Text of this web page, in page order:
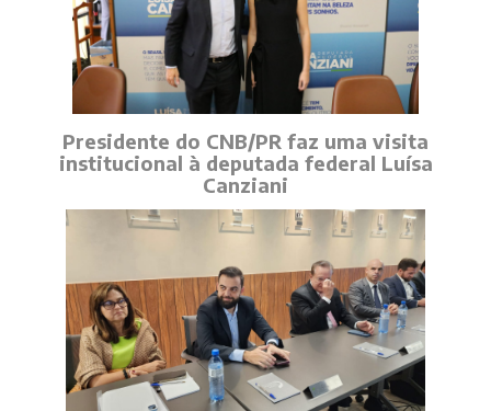
Presidente do CNB/PR faz uma visita
institucional à deputada federal Luísa
Canziani